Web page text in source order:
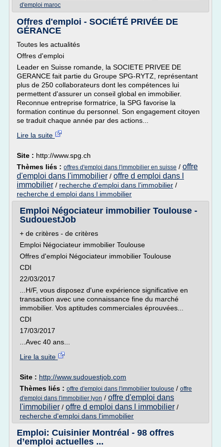
d'emploi maroc
Offres d'emploi - SOCIÉTÉ PRIVÉE DE
GÉRANCE
Toutes les actualités
Offres d'emploi
Leader en Suisse romande, la SOCIETE PRIVEE DE
GERANCE fait partie du Groupe SPG-RYTZ, représentant
plus de 250 collaborateurs dont les compétences lui
permettent d'assurer un conseil global en immobilier.
Reconnue entreprise formatrice, la SPG favorise la
formation continue du personnel. Son engagement citoyen
se traduit chaque année par des actions...
Lire la suite
Site : http://www.spg.ch
Thèmes liés : offres d'emploi dans l'immobilier en suisse / offre
d'emploi dans l'immobilier / offre d emploi dans l
immobilier / recherche d'emploi dans l'immobilier /
recherche d emploi dans l immobilier
Emploi Négociateur immobilier Toulouse -
SudouestJob
+ de critères - de critères
Emploi Négociateur immobilier Toulouse
Offres d'emploi Négociateur immobilier Toulouse
CDI
22/03/2017
...H/F, vous disposez d'une expérience significative en
transaction avec une connaissance fine du marché
immobilier. Vos aptitudes commerciales éprouvées...
CDI
17/03/2017
...Avec 40 ans...
Lire la suite
Site : http://www.sudouestjob.com
Thèmes liés : offre d'emploi dans l'immobilier toulouse / offre
d'emploi dans l'immobilier lyon / offre d'emploi dans
l'immobilier / offre d emploi dans l immobilier /
recherche d'emploi dans l'immobilier
Emploi: Cuisinier Montréal - 98 offres
d’emploi actuelles ...